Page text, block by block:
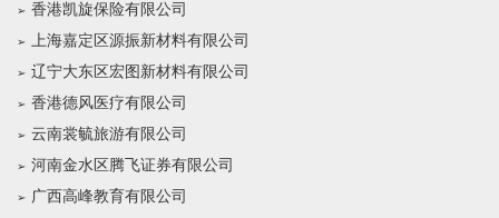
香港凯旋保险有限公司
上海嘉定区源振新材料有限公司
辽宁大东区宏图新材料有限公司
香港德风医疗有限公司
云南裳毓旅游有限公司
河南金水区腾飞证券有限公司
广西高峰教育有限公司